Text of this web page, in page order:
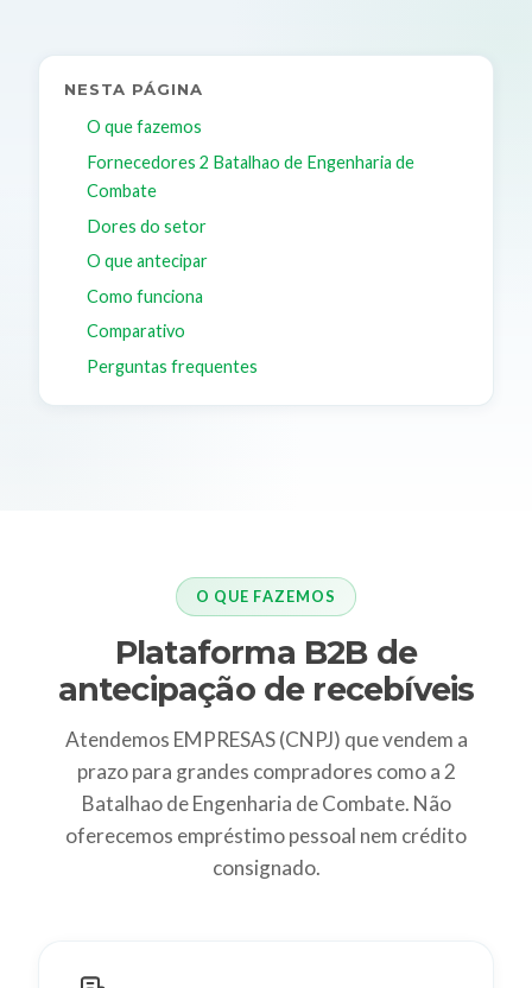
NESTA PÁGINA
O que fazemos
Fornecedores 2 Batalhao de Engenharia de
Combate
Dores do setor
O que antecipar
Como funciona
Comparativo
Perguntas frequentes
O QUE FAZEMOS
Plataforma B2B de
antecipação de recebíveis
Atendemos EMPRESAS (CNPJ) que vendem a
prazo para grandes compradores como a 2
Batalhao de Engenharia de Combate. Não
oferecemos empréstimo pessoal nem crédito
consignado.